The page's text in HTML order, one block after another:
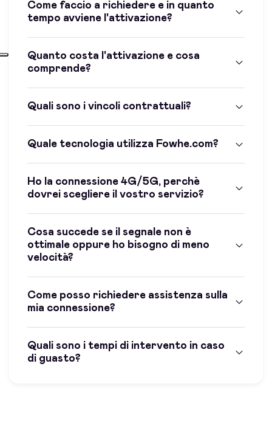
Come faccio a richiedere e in quanto
tempo avviene l'attivazione?
Quanto costa l'attivazione e cosa
comprende?
Quali sono i vincoli contrattuali?
Quale tecnologia utilizza Fowhe.com?
Ho la connessione 4G/5G, perchè
dovrei scegliere il vostro servizio?
Cosa succede se il segnale non è
ottimale oppure ho bisogno di meno
velocità?
Come posso richiedere assistenza sulla
mia connessione?
Quali sono i tempi di intervento in caso
di guasto?